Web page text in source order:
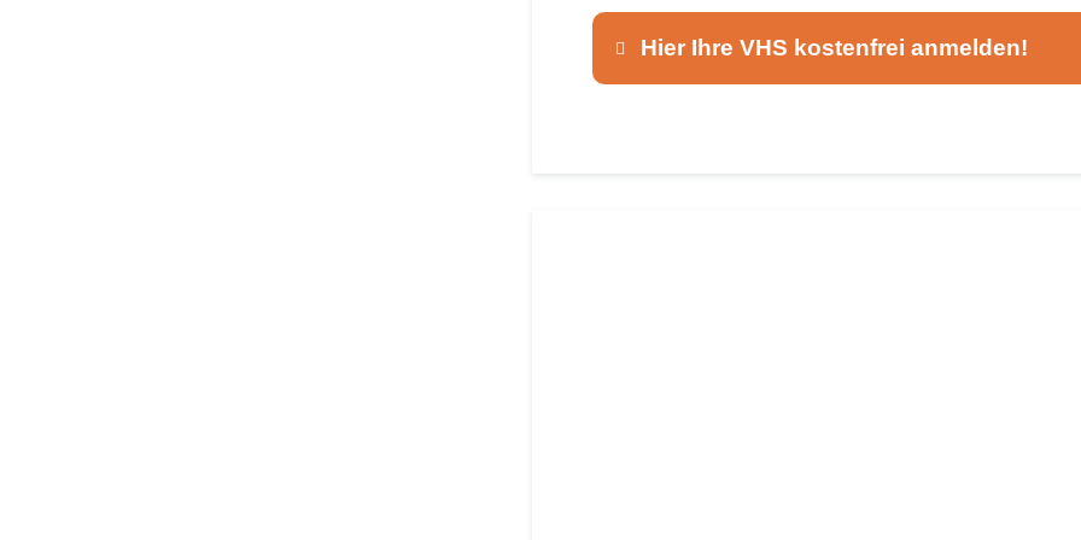
Hier Ihre VHS kostenfrei anmelden!